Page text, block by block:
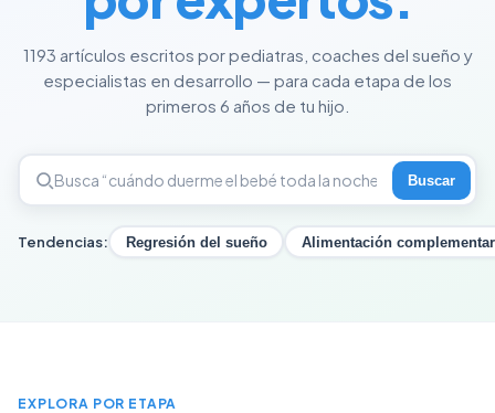
1193 artículos escritos por pediatras, coaches del sueño y
especialistas en desarrollo — para cada etapa de los
primeros 6 años de tu hijo.
Buscar
Tendencias: Regresión del sueño Alimentación
EXPLORA POR ETAPA